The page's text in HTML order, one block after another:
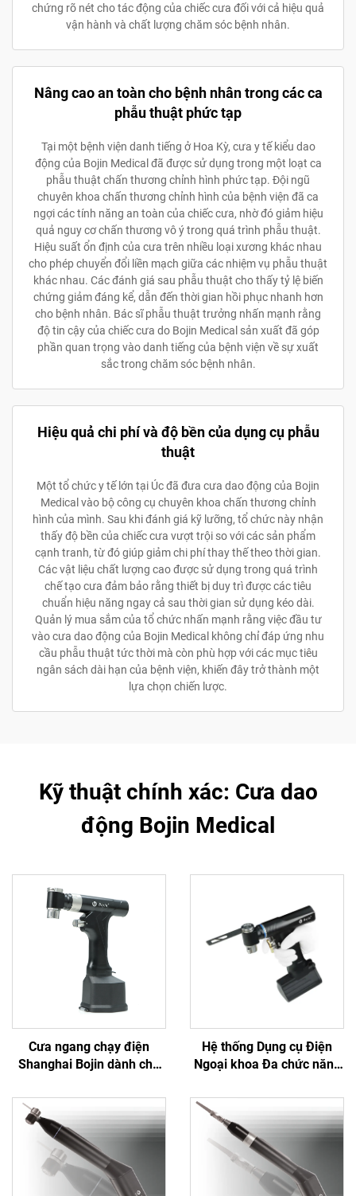
chứng rõ nét cho tác động của chiếc cưa đối với cả hiệu quả
vận hành và chất lượng chăm sóc bệnh nhân.
Nâng cao an toàn cho bệnh nhân trong các ca
phẫu thuật phức tạp
Tại một bệnh viện danh tiếng ở Hoa Kỳ, cưa y tế kiểu dao
động của Bojin Medical đã được sử dụng trong một loạt ca
phẫu thuật chấn thương chỉnh hình phức tạp. Đội ngũ
chuyên khoa chấn thương chỉnh hình của bệnh viện đã ca
ngợi các tính năng an toàn của chiếc cưa, nhờ đó giảm hiệu
quả nguy cơ chấn thương vô ý trong quá trình phẫu thuật.
Hiệu suất ổn định của cưa trên nhiều loại xương khác nhau
cho phép chuyển đổi liền mạch giữa các nhiệm vụ phẫu thuật
khác nhau. Các đánh giá sau phẫu thuật cho thấy tỷ lệ biến
chứng giảm đáng kể, dẫn đến thời gian hồi phục nhanh hơn
cho bệnh nhân. Bác sĩ phẫu thuật trưởng nhấn mạnh rằng
độ tin cậy của chiếc cưa do Bojin Medical sản xuất đã góp
phần quan trọng vào danh tiếng của bệnh viện về sự xuất
sắc trong chăm sóc bệnh nhân.
Hiệu quả chi phí và độ bền của dụng cụ phẫu
thuật
Một tổ chức y tế lớn tại Úc đã đưa cưa dao động của Bojin
Medical vào bộ công cụ chuyên khoa chấn thương chỉnh
hình của mình. Sau khi đánh giá kỹ lưỡng, tổ chức này nhận
thấy độ bền của chiếc cưa vượt trội so với các sản phẩm
cạnh tranh, từ đó giúp giảm chi phí thay thế theo thời gian.
Các vật liệu chất lượng cao được sử dụng trong quá trình
chế tạo cưa đảm bảo rằng thiết bị duy trì được các tiêu
chuẩn hiệu năng ngay cả sau thời gian sử dụng kéo dài.
Quản lý mua sắm của tổ chức nhấn mạnh rằng việc đầu tư
vào cưa dao động của Bojin Medical không chỉ đáp ứng nhu
cầu phẫu thuật tức thời mà còn phù hợp với các mục tiêu
ngân sách dài hạn của bệnh viện, khiến đây trở thành một
lựa chọn chiến lược.
Kỹ thuật chính xác: Cưa dao
động Bojin Medical
Cưa ngang chạy điện
Shanghai Bojin dành cho
thương khớp Hệ thống
5501 Hệ thống 5000
Hệ thống Dụng cụ Điện
Ngoại khoa Đa chức năng
phẫu thuật tích hợp Tất cả
trong một, Máy vặn vít
dùng trong Phẫu thuật
Chấn thương & Khớp